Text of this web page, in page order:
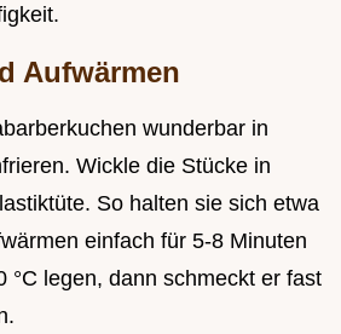
Aufwärmen
wunderbar in
Wickle die Stücke in
So halten sie sich etwa
einfach für 5-8 Minuten
°C legen, dann schmeckt er fast